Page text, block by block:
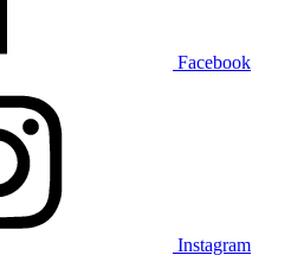
Facebook
Instagram